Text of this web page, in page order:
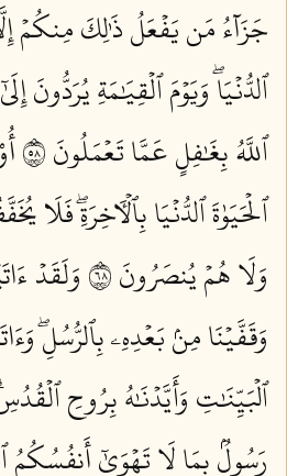
جَزَآءُ مَن يَفۡعَلُ ذَٰلِكَ مِنكُمۡ
ٱلدُّنۡيَاۖ وَيَوۡمَ ٱلۡقِيَٰمَةِ يُرَدُّونَ
ٱللَّهُ بِغَٰفِلٍ عَمَّا تَعۡمَلُونَ ٨٥
ٱلۡحَيَوٰةَ ٱلدُّنۡيَا بِٱلۡأٓخِرَةِۖ
وَلَا هُمۡ يُنصَرُونَ ٨٦
وَلَقَدۡ
وَقَفَّيۡنَا مِنۢ بَعۡدِهِۦ بِٱلرُّسُلِۖ
ٱلۡبَيِّنَٰتِ وَأَيَّدۡنَٰهُ بِرُوحِ
رَسُولُۢ بِمَا لَا تَهۡوَىٰٓ أَنفُسُكُمُ